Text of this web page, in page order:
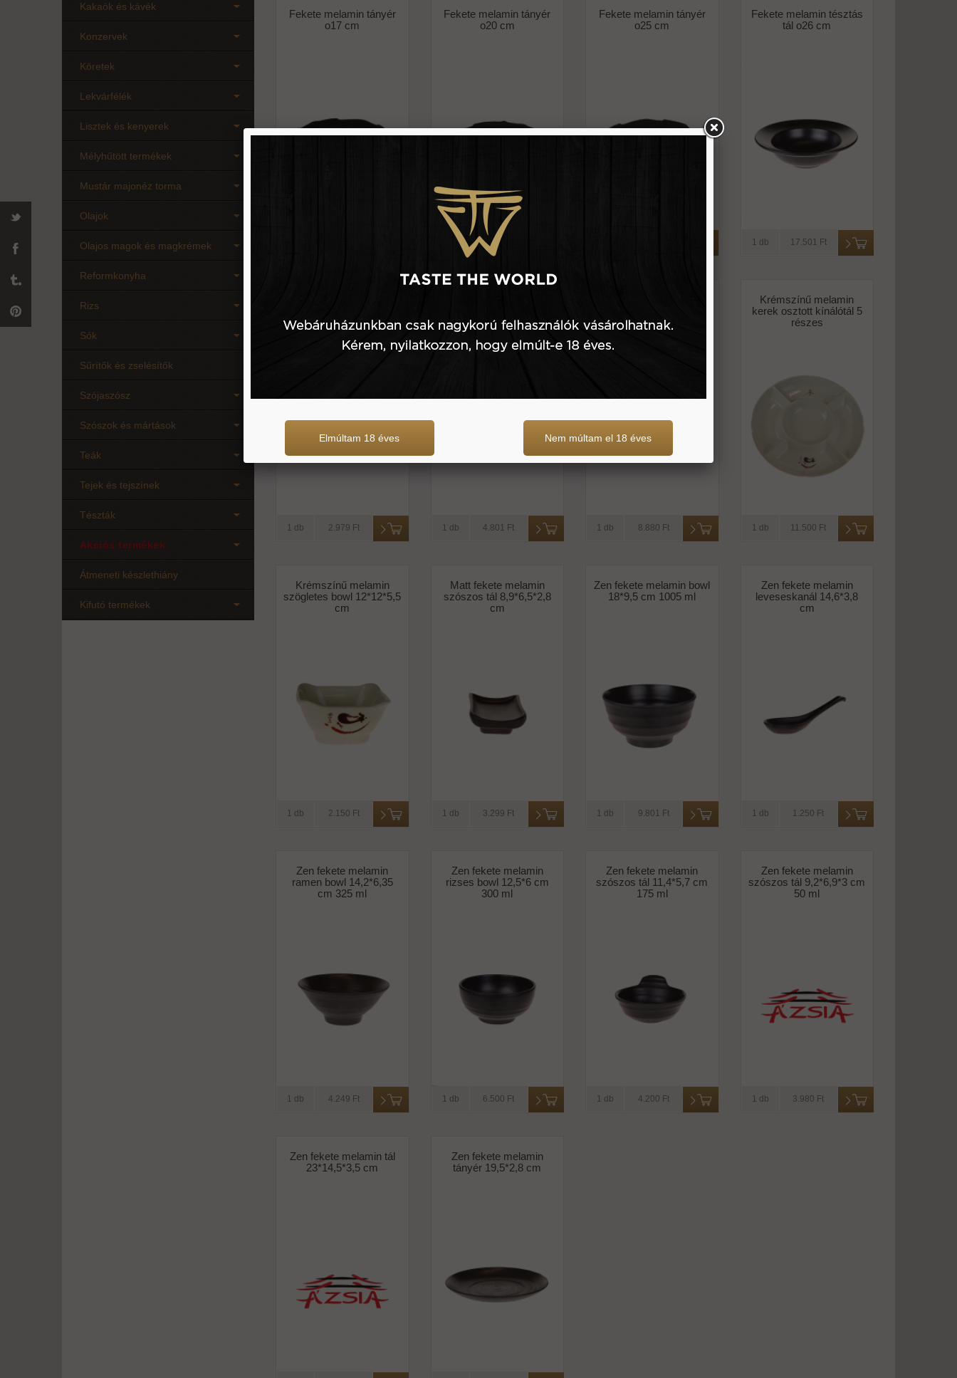
Kakaók és kávék
Konzervek
Köretek
Lekvárfélék
Lisztek és kenyerek
Mélyhűtött termékek
Mustár majonéz torma
Olajok
Olajos magok és magkrémek
Reformkonyha
Rizs
Sók
Sűrítők és zselésítők
Szójaszósz
Szószok és mártások
Teák
Tejek és tejszínek
Tészták
Akciós termékek
Átmeneti készlethiány
Kifutó termékek
Fekete melamin tányér
o17 cm
Fekete melamin tányér
o20 cm
1 db 5.150 Ft
Fekete melamin tányér
o25 cm
Fekete melamin tésztás
tál o26 cm
1 db 17.501 Ft
1 db 2.979 Ft 1 db 4.801 Ft 1 db 8.880 Ft
Krémszínű melamin
kerek osztott kínálótál 5
részes
1 db 11.500 Ft
Krémszínű melamin
szögletes bowl 12*12*5,5
cm
1 db 2.150 Ft
Matt fekete melamin
szószos tál 8,9*6,5*2,8
cm
1 db 3.299 Ft
Zen fekete melamin bowl
18*9,5 cm 1005 ml
1 db 9.801 Ft
Zen fekete melamin
leveseskanál 14,6*3,8
cm
1 db 1.250 Ft
Zen fekete melamin
ramen bowl 14,2*6,35
cm 325 ml
1 db 4.249 Ft
Zen fekete melamin
rizses bowl 12,5*6 cm
300 ml
1 db 6.500 Ft
Zen fekete melamin
szószos tál 11,4*5,7 cm
175 ml
1 db 4.200 Ft
Zen fekete melamin
szószos tál 9,2*6,9*3 cm
50 ml
1 db 3.980 Ft
Zen fekete melamin tál
23*14,5*3,5 cm
Zen fekete melamin
tányér 19,5*2,8 cm
Elmúltam 18 éves Nem múltam el 18 éves